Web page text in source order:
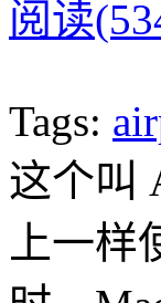
阅读
Tags:
这个叫
上一